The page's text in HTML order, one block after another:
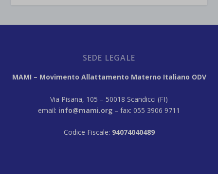
SEDE LEGALE
MAMI – Movimento Allattamento Materno Italiano ODV
Via Pisana, 105 – 50018 Scandicci (FI)
email: info@mami.org – fax: 055 3906 9711
Codice Fiscale: 94074040489